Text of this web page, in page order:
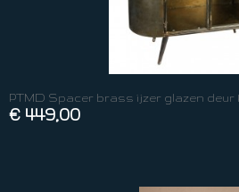
PTMD Spacer brass ijzer glazen deur
€ 449,00